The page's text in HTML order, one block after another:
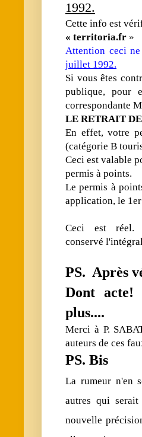
1992.
Cette info est
« territoria.fr »
Attention ceci
juillet 1992.
Si vous êtes
publique, pour
correspondante
LE RETRAIT
En effet, votre
(catégorie B
Ceci est valable
permis à points.
Le permis à
application, le
Ceci est réel.
conservé
PS. Après
Dont
plus....
Merci à P.
auteurs de ces
PS. Bis
La rumeur n'en
autres qui
nouvelle